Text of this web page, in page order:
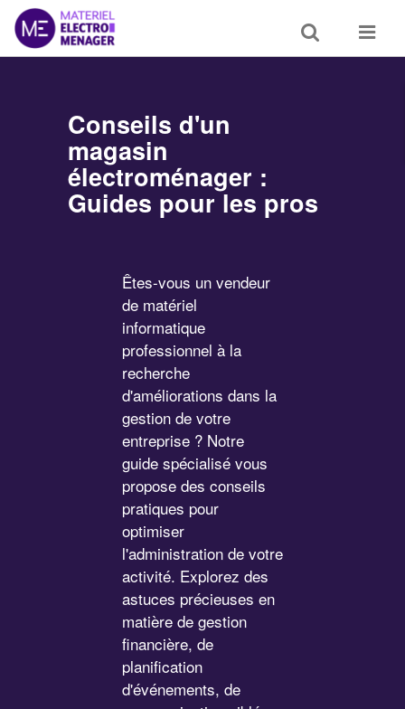
Toggle
search
Toggle
Conseils d'un
magasin
électroménager :
Guides pour les pros
Êtes-vous un vendeur
de matériel
informatique
professionnel à la
recherche
d'améliorations dans la
gestion de votre
entreprise ? Notre
guide spécialisé vous
propose des conseils
pratiques pour
optimiser
l'administration de votre
activité. Explorez des
astuces précieuses en
matière de gestion
financière, de
planification
d'événements, de